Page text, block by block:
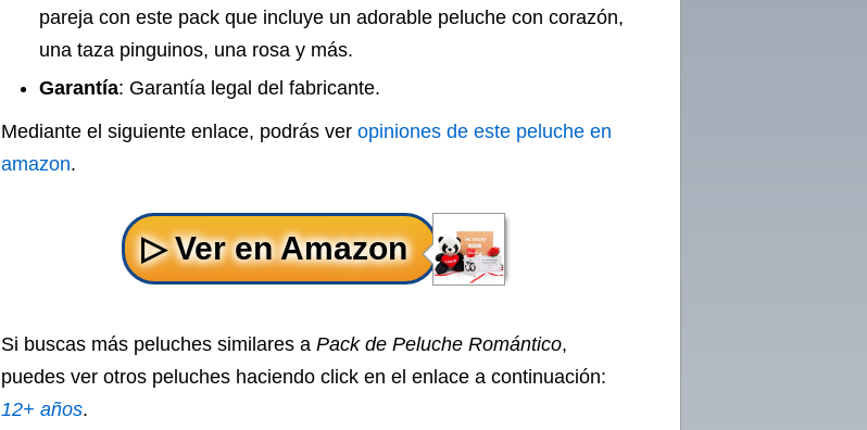
pareja con este pack que incluye un adorable peluche con corazón,
una taza pinguinos, una rosa y más.
Garantía: Garantía legal del fabricante.
Mediante el siguiente enlace, podrás ver opiniones de este peluche en
amazon.
Si buscas más peluches similares a Pack de Peluche Romántico,
puedes ver otros peluches haciendo click en el enlace a continuación:
12+ años.